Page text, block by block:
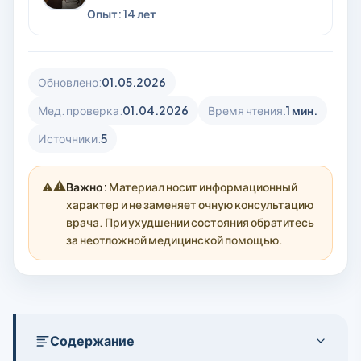
Опыт: 14 лет
Обновлено:01.05.2026
Мед. проверка:01.04.2026 Время чтения:1 мин.
Источники:5
⚠️Важно: Материал носит информационный
характер и не заменяет очную консультацию
врача. При ухудшении состояния обратитесь
за неотложной медицинской помощью.
Содержание